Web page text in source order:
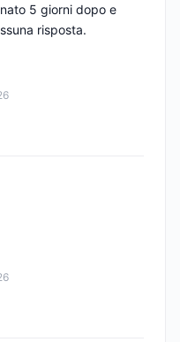
5 giorni dopo e
risposta.